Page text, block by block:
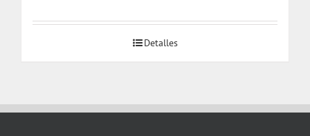
Detalles